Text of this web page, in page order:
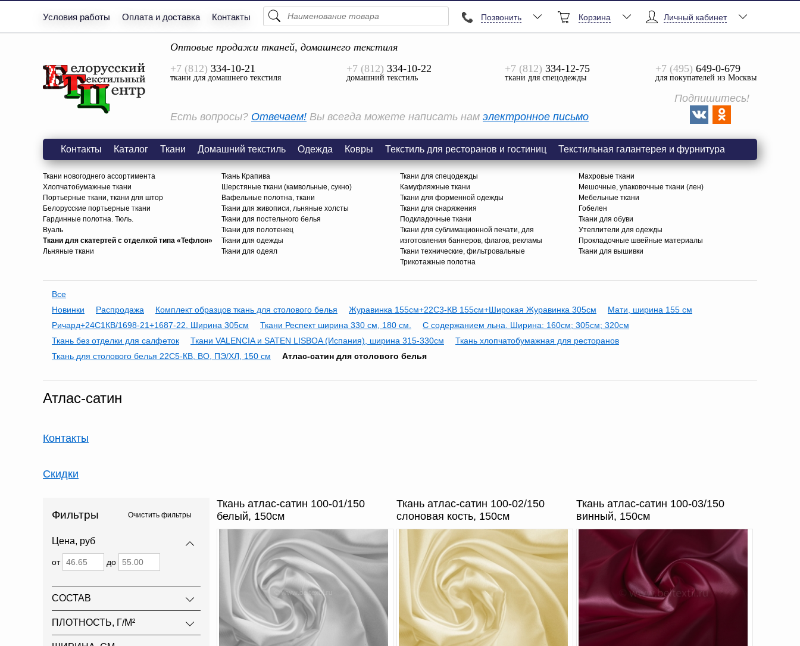
Условия работы Оплата и доставка Контакты
Просмотреть Все
Личный кабинет
Корзина
Позвонить
Оптовые продажи тканей, домашнего текстиля
+7 (812) 334-10-21
ткани для домашнего текстиля
+7 (812) 334-10-22
домашний текстиль
+7 (812) 334-12-75
ткани для спецодежды
+7 (495) 649-0-679
для покупателей из Москвы
Есть вопросы? Отвечаем! Вы всегда можете написать нам электронное письмо
Подпишитесь!
Контакты Каталог Ткани Домашний текстиль Одежда Ковры Текстиль для ресторанов и гостиниц Текстильная галантерея и фурнитура
Ткани новогоднего ассортимента
Хлопчатобумажные ткани
Портьерные ткани, ткани для штор
Белорусские портьерные ткани
Гардинные полотна. Тюль.
Вуаль
Ткани для скатертей с отделкой типа «Тефлон»
Льняные ткани
Ткань Крапива
Шерстяные ткани (камвольные, сукно)
Вафельные полотна, ткани
Ткани для живописи, льняные холсты
Ткани для постельного белья
Ткани для полотенец
Ткани для одежды
Ткани для одеял
Ткани для спецодежды
Камуфляжные ткани
Ткани для форменной одежды
Ткани для снаряжения
Подкладочные ткани
Ткани для сублимационной печати, для
изготовления баннеров, флагов, рекламы
Ткани технические, фильтровальные
Трикотажные полотна
Махровые ткани
Мешочные, упаковочные ткани (лен)
Мебельные ткани
Гобелен
Ткани для обуви
Утеплители для одежды
Прокладочные швейные материалы
Ткани для вышивки
Все
Новинки
Распродажа Комплект образцов ткань для столового белья Журавинка 155см+22С3-КВ 155см+Широкая Журавинка 305см
Мати, ширина 155 см
Ричард+24С1КВ/1698-21+1687-22. Ширина 305см
Ткани Респект ширина 330 см, 180 см.
С содержанием льна. Ширина: 160см; 305см; 320см
Ткань без отделки для салфеток
Ткани VALENCIA и SATEN LISBOA (Испания), ширина 315-330см
Ткань хлопчатобумажная для ресторанов
Ткань для столового белья 22С5-КВ, ВО, ПЭ/ХЛ, 150 см
Атлас-сатин для столового белья
Атлас-сатин
Контакты
Скидки
Фильтры Очистить фильтры
Цена, руб
от до
СОСТАВ
ПЛОТНОСТЬ, Г/М²
Ткань атлас-сатин 100-01/150
белый, 150см
Ткань атлас-сатин 100-02/150
слоновая кость, 150см
Ткань атлас-сатин 100-03/150
винный, 150см